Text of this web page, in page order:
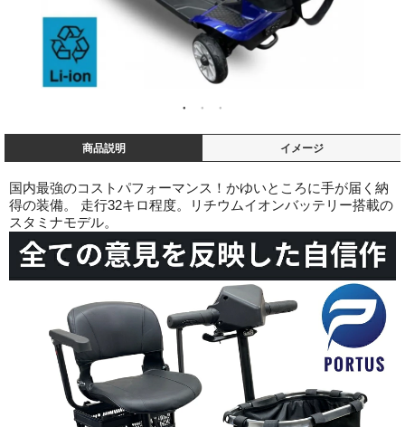
商品説明 イメージ
国内最強のコストパフォーマンス！かゆいところに手が届く納
得の装備。 走行32キロ程度。リチウムイオンバッテリー搭載の
スタミナモデル。